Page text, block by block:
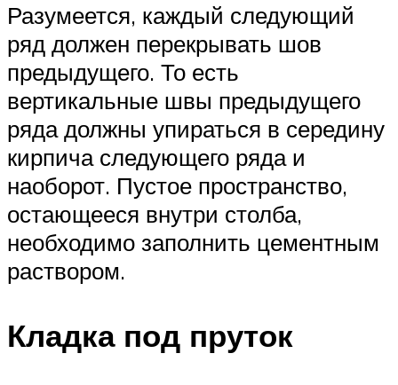
Разумеется, каждый следующий
ряд должен перекрывать шов
предыдущего. То есть
вертикальные швы предыдущего
ряда должны упираться в середину
кирпича следующего ряда и
наоборот. Пустое пространство,
остающееся внутри столба,
необходимо заполнить цементным
раствором.
Кладка под пруток